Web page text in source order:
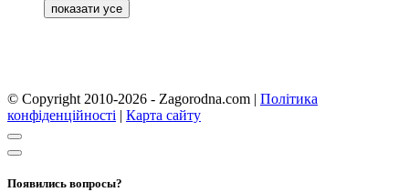
© Copyright 2010-2026 - Zagorodna.com | Політика
конфіденційності | Карта сайту
Появились вопросы?